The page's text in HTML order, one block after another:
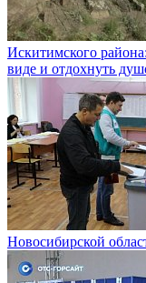
Искитимского
виде и отдохнуть
Новосибирской